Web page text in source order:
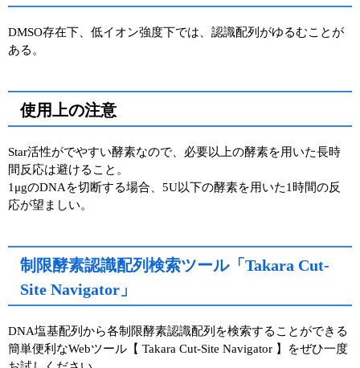
DMSO存在下、低イオン強度下では、認識配列がゆるむことが
ある。
使用上の注意
Star活性がでやすい酵素なので、必要以上の酵素を用いた長時
間反応は避けること。
1μgのDNAを切断する場合、5U以下の酵素を用いた1時間の反
応が望ましい。
制限酵素認識配列検索ツール「Takara Cut-
Site Navigator」
DNA塩基配列から各制限酵素認識配列を検索することができる
簡単便利なWebツール【 Takara Cut-Site Navigator 】をぜひ一度